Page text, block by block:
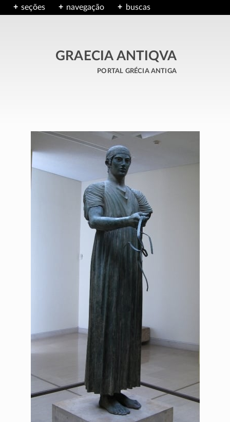
seções navegação buscas
GRAECIA ANTIQVA
portal grécia antiga